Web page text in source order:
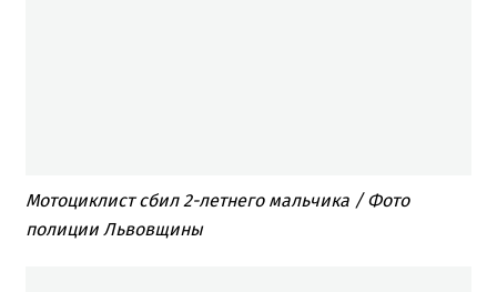
Мотоциклист сбил 2-летнего мальчика / Фото
полиции Львовщины